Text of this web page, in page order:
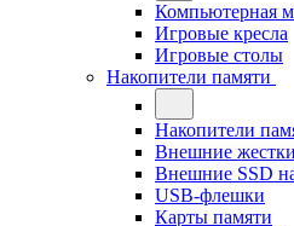
Компьютерная
Игровые кресла
Игровые столы
Накопители памяти
Накопители
Внешние
Внешние SSD
USB-флешки
Карты памяти